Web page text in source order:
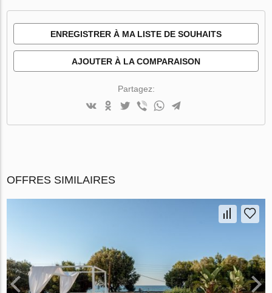
ENREGISTRER À MA LISTE DE SOUHAITS
AJOUTER À LA COMPARAISON
Partagez:
OFFRES SIMILAIRES